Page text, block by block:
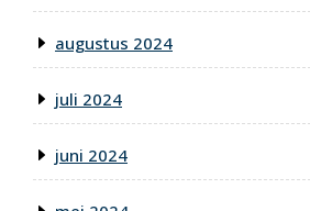
augustus 2024
juli 2024
juni 2024